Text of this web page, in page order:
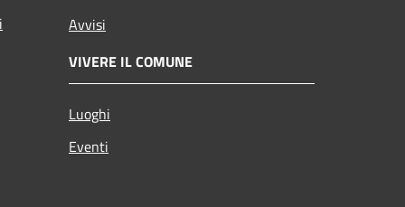
Avvisi
VIVERE IL COMUNE
Luoghi
Eventi